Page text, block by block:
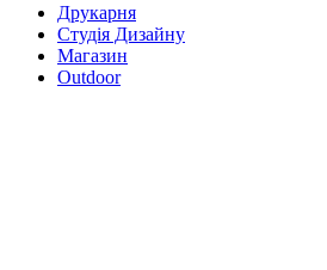
Друкарня
Студія Дизайну
Магазин
Outdoor